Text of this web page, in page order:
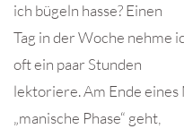
ich bügeln hasse? Einen
Tag in der Woche nehme
oft ein paar Stunden
lektoriere. Am Ende eines
„manische Phase“ geht,